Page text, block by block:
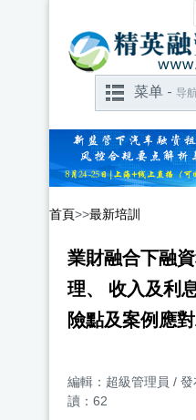
菜单 - 导航
首頁>>最新培訓
業財融合下融
理、 收入及利
險點及案例應
編輯：超級管理員 /
讀：62